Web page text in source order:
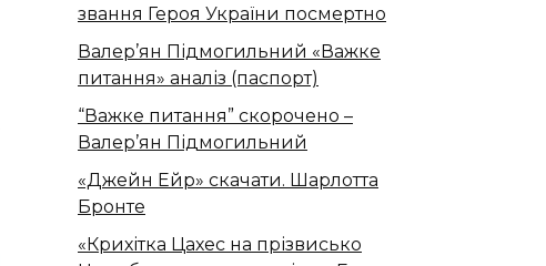
звання Героя України посмертно
Валер’ян Підмогильний «Важке
питання» аналіз (паспорт)
“Важке питання” скорочено –
Валер’ян Підмогильний
«Джейн Ейр» скачати. Шарлотта
Бронте
«Крихітка Цахес на прізвисько